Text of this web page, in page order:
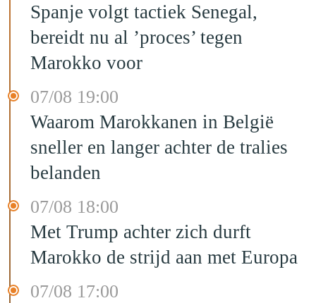
Spanje volgt tactiek Senegal,
bereidt nu al ’proces’ tegen
Marokko voor
07/08 19:00
Waarom Marokkanen in België
sneller en langer achter de tralies
belanden
07/08 18:00
Met Trump achter zich durft
Marokko de strijd aan met Europa
07/08 17:00